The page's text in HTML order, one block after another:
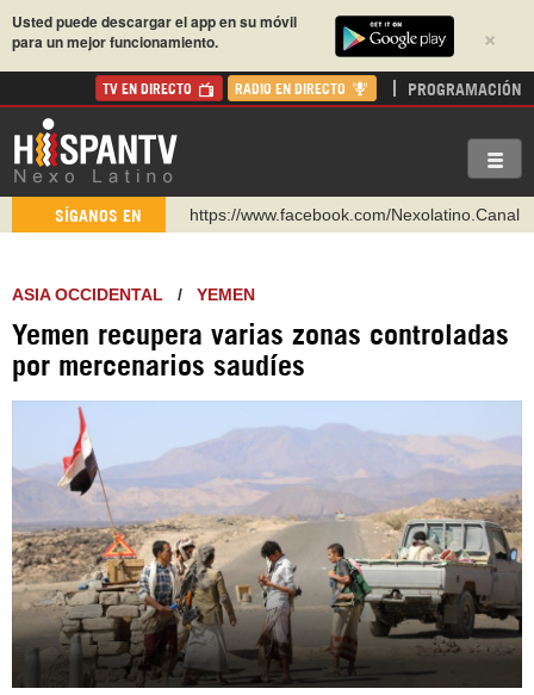
×
Usted puede descargar el app en su móvil
para un mejor funcionamiento.
TV EN DIRECTO RADIO EN DIRECTO PROGRAMACIÓN
SÍGANOS EN
https://www.facebook.com/Nexolatino.Canal
http://twitter.com/nexo_latino
https://t.me/hispantvcanal
https://urmedium.com/c/hispantv
Instagram como: hispan_tv
ASIA OCCIDENTAL / YEMEN
Yemen recupera varias zonas controladas
por mercenarios saudíes